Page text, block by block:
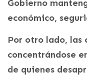
Gobierno
económico,
Por otro lado, las
concentrándose
de quienes